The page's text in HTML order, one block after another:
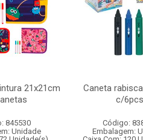
21x21cm
845530
Unidade
Caneta
c/6pcs
Código:
Embalagem: